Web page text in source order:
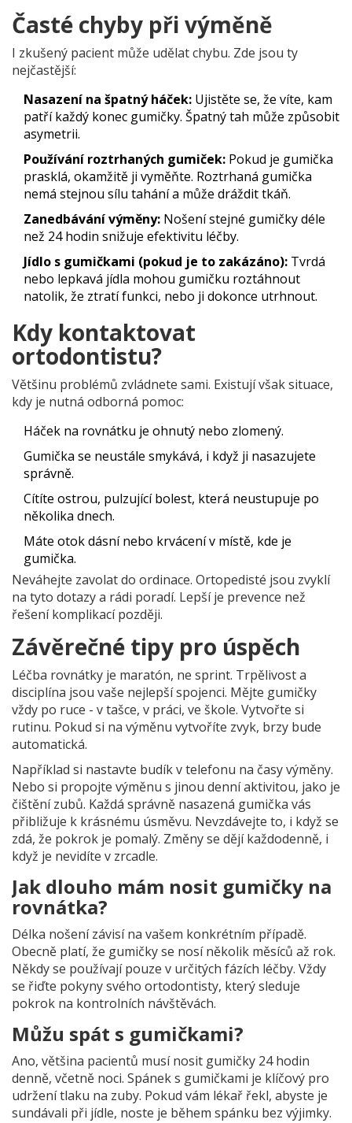
Časté chyby při výměně
I zkušený pacient může udělat chybu. Zde jsou ty
nejčastější:
Nasazení na špatný háček: Ujistěte se, že víte, kam
patří každý konec gumičky. Špatný tah může způsobit
asymetrii.
Používání roztrhaných gumiček: Pokud je gumička
prasklá, okamžitě ji vyměňte. Roztrhaná gumička
nemá stejnou sílu tahání a může dráždit tkáň.
Zanedbávání výměny: Nošení stejné gumičky déle
než 24 hodin snižuje efektivitu léčby.
Jídlo s gumičkami (pokud je to zakázáno): Tvrdá
nebo lepkavá jídla mohou gumičku roztáhnout
natolik, že ztratí funkci, nebo ji dokonce utrhnout.
Kdy kontaktovat
ortodontistu?
Většinu problémů zvládnete sami. Existují však situace,
kdy je nutná odborná pomoc:
Háček na rovnátku je ohnutý nebo zlomený.
Gumička se neustále smykává, i když ji nasazujete
správně.
Cítíte ostrou, pulzující bolest, která neustupuje po
několika dnech.
Máte otok dásní nebo krvácení v místě, kde je
gumička.
Neváhejte zavolat do ordinace. Ortopedisté jsou zvyklí
na tyto dotazy a rádi poradí. Lepší je prevence než
řešení komplikací později.
Závěrečné tipy pro úspěch
Léčba rovnátky je maratón, ne sprint. Trpělivost a
disciplína jsou vaše nejlepší spojenci. Mějte gumičky
vždy po ruce - v tašce, v práci, ve škole. Vytvořte si
rutinu. Pokud si na výměnu vytvoříte zvyk, brzy bude
automatická.
Například si nastavte budík v telefonu na časy výměny.
Nebo si propojte výměnu s jinou denní aktivitou, jako je
čištění zubů. Každá správně nasazená gumička vás
přibližuje k krásnému úsměvu. Nevzdávejte to, i když se
zdá, že pokrok je pomalý. Změny se dějí každodenně, i
když je nevidíte v zrcadle.
Jak dlouho mám nosit gumičky na
rovnátka?
Délka nošení závisí na vašem konkrétním případě.
Obecně platí, že gumičky se nosí několik měsíců až rok.
Někdy se používají pouze v určitých fázích léčby. Vždy
se řiďte pokyny svého ortodontisty, který sleduje
pokrok na kontrolních návštěvách.
Můžu spát s gumičkami?
Ano, většina pacientů musí nosit gumičky 24 hodin
denně, včetně noci. Spánek s gumičkami je klíčový pro
udržení tlaku na zuby. Pokud vám lékař řekl, abyste je
sundávali při jídle, noste je během spánku bez výjimky.